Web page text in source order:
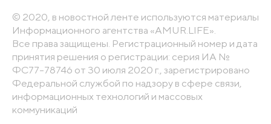
© 2020, в новостной ленте используются материалы
Информационного агентства «AMUR.LIFE».
Все права защищены. Регистрационный номер и дата
принятия решения о регистрации: серия ИА №
ФС77-78746 от 30 июля 2020 г., зарегистрировано
Федеральной службой по надзору в сфере связи,
информационных технологий и массовых
коммуникаций